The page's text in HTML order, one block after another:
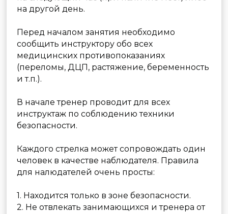
Услуги
Пневматический тир
Лучный тир
Метание ножей, лопат и топоров
Сбор и разбор автомата Калашникова
Ремонт пневматики
©2026 «Стрелковый клуб Лабиринт»